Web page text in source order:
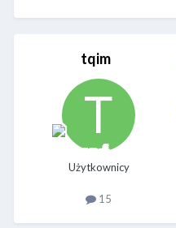
tqim
Użytkownicy
15